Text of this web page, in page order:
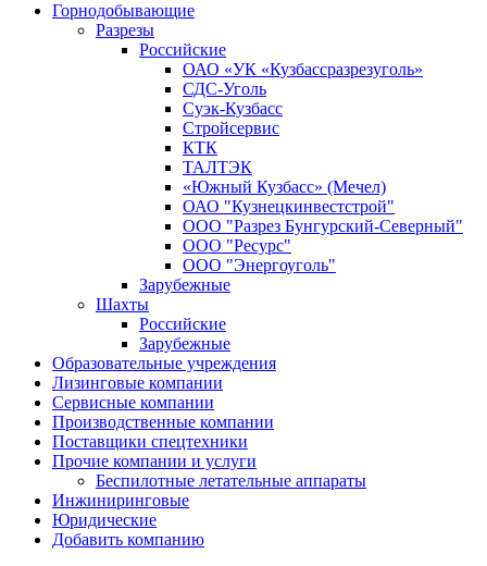
Горнодобывающие
Разрезы
Российские
ОАО «УК «Кузбассразрезуголь»
СДС-Уголь
Суэк-Кузбасс
Стройсервис
КТК
ТАЛТЭК
«Южный Кузбасс» (Мечел)
ОАО "Кузнецкинвестстрой"
ООО "Разрез Бунгурский-Северный"
ООО "Ресурс"
ООО "Энергоуголь"
Зарубежные
Шахты
Российские
Зарубежные
Образовательные учреждения
Лизинговые компании
Сервисные компании
Производственные компании
Поставщики спецтехники
Прочие компании и услуги
Беспилотные летательные аппараты
Инжиниринговые
Юридические
Добавить компанию